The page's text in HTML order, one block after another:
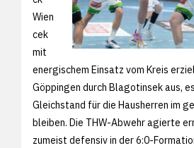
Wien
cek
mit
energischem Einsatz vom Kreis
Göppingen durch Blagotinsek aus,
Gleichstand für die Hausherren im
bleiben. Die THW-Abwehr agierte
zumeist defensiv in der 6:0-